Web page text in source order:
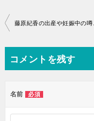
投
ビ
ー
シ
藤原紀香
コメントを残す
名前 必須